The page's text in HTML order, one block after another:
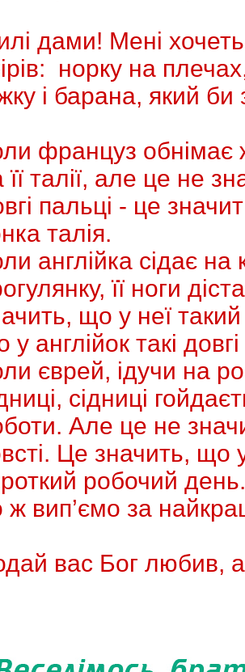
дами! Менi
норку на
і барана, який
француз обнiмає
її талії, але це не
пальцi - це
талія.
англiйка сiдає на
її ноги
що у неї
у англiйок такі
єврей, ідучи на
сідниці
Але це не
Це значить, що
робочий день.
ж вип’ємо за
вас Бог любив,